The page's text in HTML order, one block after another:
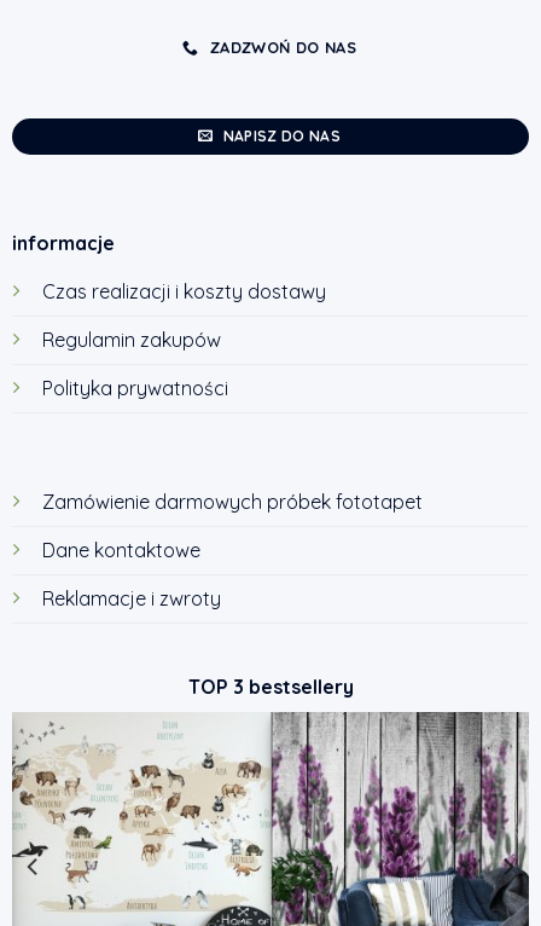
ZADZWOŃ DO NAS
NAPISZ DO NAS
informacje
Czas realizacji i koszty dostawy
Regulamin zakupów
Polityka prywatności
Zamówienie darmowych próbek fototapet
Dane kontaktowe
Reklamacje i zwroty
TOP 3 bestsellery